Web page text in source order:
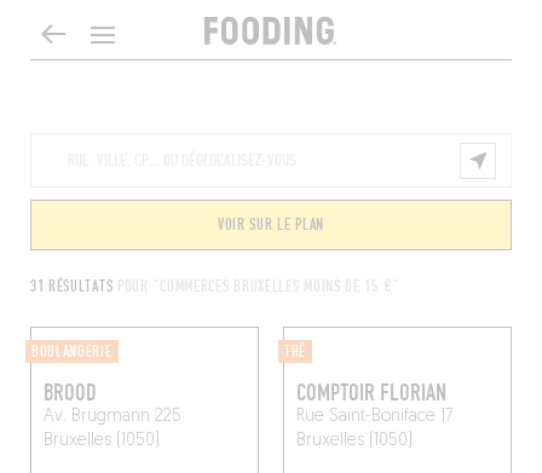
31 RÉSULTATS POUR "COMMERCES BRUXELLES MOINS DE 15 €"
VOIR SUR LE PLAN
BOULANGERIE
BROOD
Av. Brugmann 225
Bruxelles (1050)
THÉ
COMPTOIR FLORIAN
Rue Saint-Boniface 17
Bruxelles (1050)